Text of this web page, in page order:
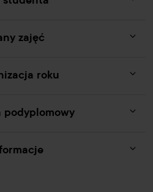
zajęć
roku
podyplomowy